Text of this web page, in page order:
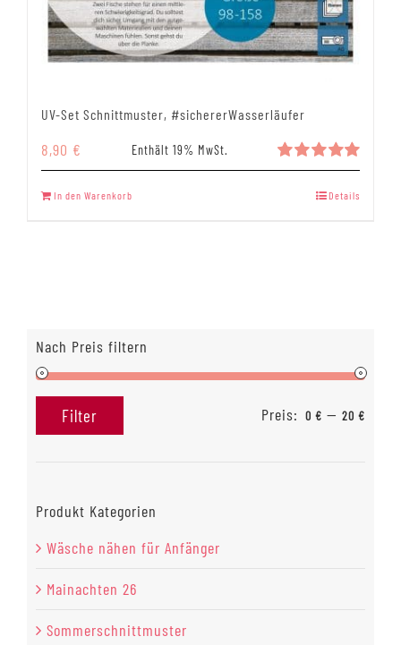
UV-Set Schnittmuster, #sichererWasserläufer
Bewertet
5.00
8,90 € Enthält 19% MwSt.
In den Warenkorb Details
Nach Preis filtern
Filter Preis: 0 € — 20 €
Produkt Kategorien
Wäsche nähen für Anfänger
Mainachten 26
Sommerschnittmuster